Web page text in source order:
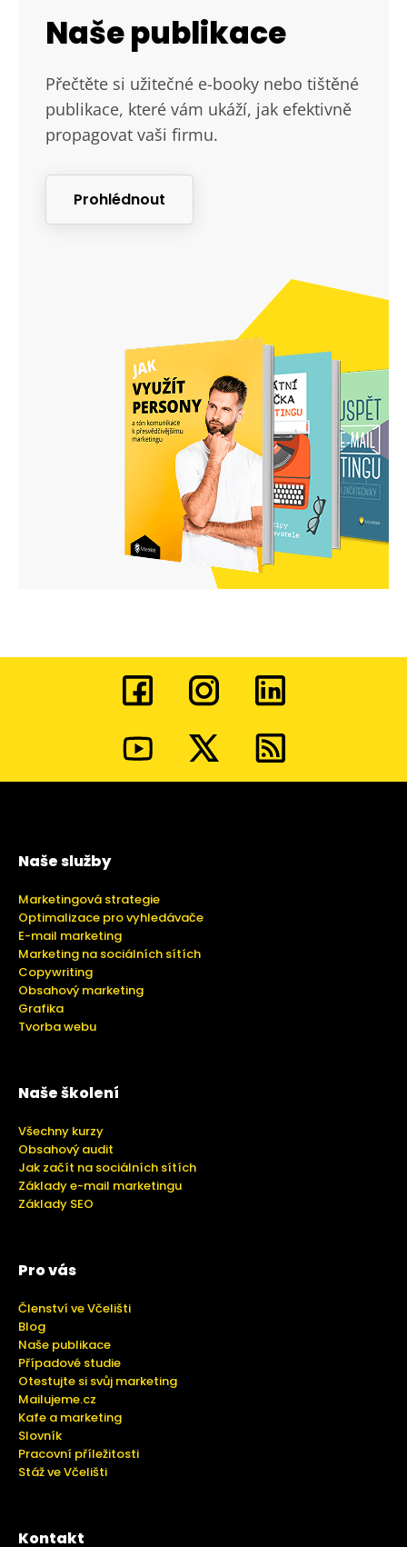
Naše publikace
Přečtěte si užitečné e-booky nebo tištěné
publikace, které vám ukáží, jak efektivně
propagovat vaši firmu.
Prohlédnout
Naše služby
Marketingová strategie
Optimalizace pro vyhledávače
E-mail marketing
Marketing na sociálních sítích
Copywriting
Obsahový marketing
Grafika
Tvorba webu
Naše školení
Všechny kurzy
Obsahový audit
Jak začít na sociálních sítích
Základy e-mail marketingu
Základy SEO
Pro vás
Členství ve Včelišti
Blog
Naše publikace
Případové studie
Otestujte si svůj marketing
Mailujeme.cz
Kafe a marketing
Slovník
Pracovní příležitosti
Stáž ve Včelišti
Kontakt